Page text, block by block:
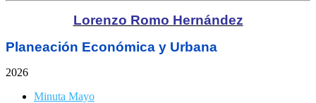
Lorenzo Romo Hernández
Planeación Económica y Urbana
2026
Minuta Mayo